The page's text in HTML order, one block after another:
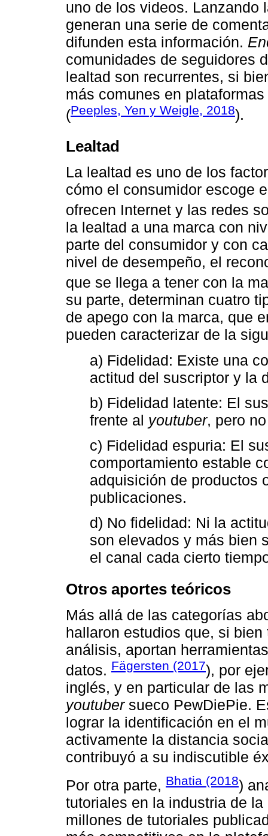
uno de los videos. Lanzando
generan una serie de
difunden esta información.
comunidades de seguidores
lealtad son recurrentes, si
más comunes en
(Peeples, Yen y Weigle, 2018).
Lealtad
La lealtad es uno de los
cómo el consumidor escoge
ofrecen Internet y las redes
la lealtad a una marca con
parte del consumidor y con
nivel de desempeño, el
que se llega a tener con la
su parte, determinan cuatro
de apego con la marca, que
pueden caracterizar de la
a) Fidelidad: Existe una
actitud del suscriptor y la
b) Fidelidad latente: El
frente al youtuber, pero
c) Fidelidad espuria: El
comportamiento estable
adquisición de productos
publicaciones.
d) No fidelidad: Ni la
son elevados y más bien
el canal cada cierto
Otros aportes teóricos
Más allá de las categorías
hallaron estudios que, si
análisis, aportan
datos. Fägersten (2017), por
inglés, y en particular de las
youtubersueco PewDiePie.
lograr la identificación en el
activamente la distancia
contribuyó a su indiscutible
Por otra parte, Bhatia (2018)
tutoriales en la industria de
millones de tutoriales